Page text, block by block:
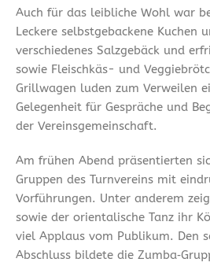
Auch für das leibliche Wohl war
Leckere selbstgebackene Kuchen
verschiedenes Salzgebäck und
sowie Fleischkäs- und
Grillwagen luden zum Verweilen
Gelegenheit für Gespräche und
der Vereinsgemeinschaft.
Am frühen Abend präsentierten
Gruppen des Turnvereins mit
Vorführungen. Unter anderem
sowie der orientalische Tanz ihr
viel Applaus vom Publikum. Den
Abschluss bildete die